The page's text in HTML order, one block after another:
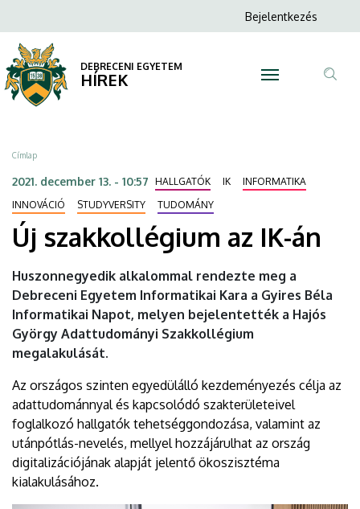
szakkollégium
az
IK-
án
DEBRECENI
EGYETEM
a
tartalomra
Anonim
menüje
Bejelentkezés
DEBRECENI EGYETEM
HÍREK
Morzsa
Címlap
2021. december 13. - 10:57 HALLGATÓK IK
INFORMATIKA
INNOVÁCIÓ
STUDYVERSITY TUDOMÁNY
Új szakkollégium az IK-án
Huszonnegyedik alkalommal rendezte meg a
Debreceni Egyetem Informatikai Kara a Gyires Béla
Informatikai Napot, melyen bejelentették a Hajós
György Adattudományi Szakkollégium
megalakulását.
Az országos szinten egyedülálló kezdeményezés célja az
adattudománnyal és kapcsolódó szakterületeivel
foglalkozó hallgatók tehetséggondozása, valamint az
utánpótlás-nevelés, mellyel hozzájárulhat az ország
digitalizációjának alapját jelentő ökoszisztéma
kialakulásához.